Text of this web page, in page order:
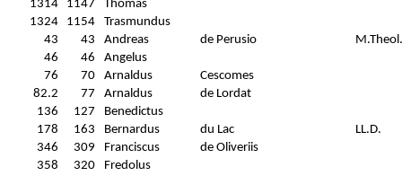
1314
1147
Thomas
1324
1154
Trasmundus
43
43 Andreas de Perusio
M.Theol.
46
46
Angelus
76
70 Arnaldus
Cescomes
82.2
77 Arnaldus
de Lordat
136
127
Benedictus
178
163 Bernardus du Lac
LL.D.
346
309 Franciscus
de Oliveriis
358
320
Fredolus